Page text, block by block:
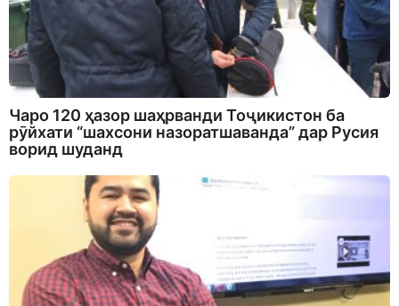
Чаро 120 ҳазор шаҳрванди Тоҷикистон ба
рӯйхати “шахсони назоратшаванда” дар Русия
ворид шуданд